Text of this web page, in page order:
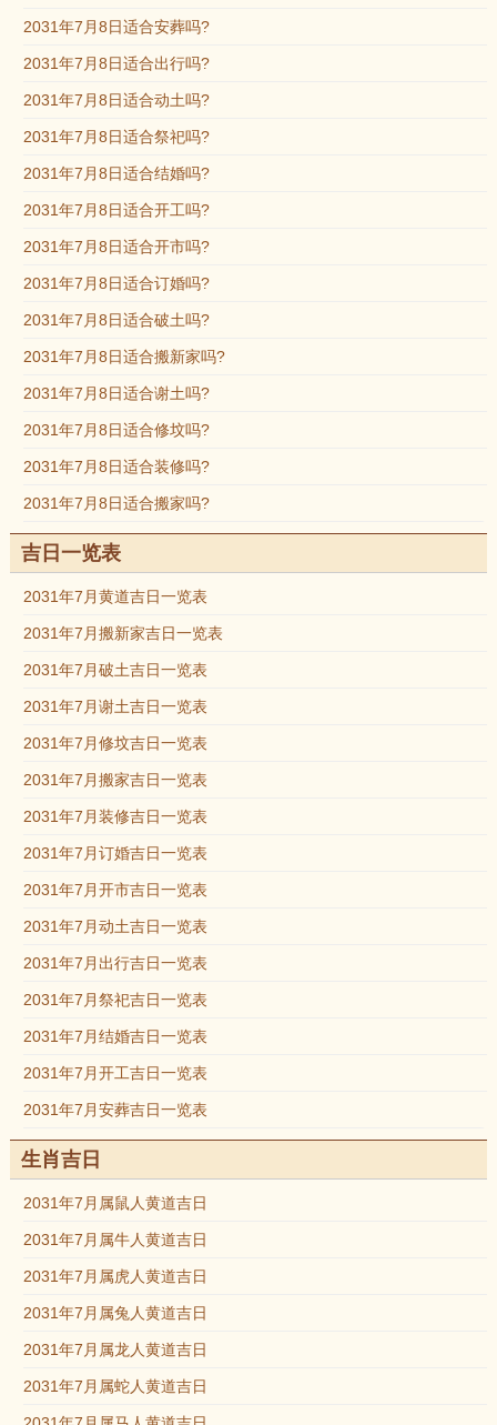
2031年7月8日适合安葬吗?
2031年7月8日适合出行吗?
2031年7月8日适合动土吗?
2031年7月8日适合祭祀吗?
2031年7月8日适合结婚吗?
2031年7月8日适合开工吗?
2031年7月8日适合开市吗?
2031年7月8日适合订婚吗?
2031年7月8日适合破土吗?
2031年7月8日适合搬新家吗?
2031年7月8日适合谢土吗?
2031年7月8日适合修坟吗?
2031年7月8日适合装修吗?
2031年7月8日适合搬家吗?
吉日一览表
2031年7月黄道吉日一览表
2031年7月搬新家吉日一览表
2031年7月破土吉日一览表
2031年7月谢土吉日一览表
2031年7月修坟吉日一览表
2031年7月搬家吉日一览表
2031年7月装修吉日一览表
2031年7月订婚吉日一览表
2031年7月开市吉日一览表
2031年7月动土吉日一览表
2031年7月出行吉日一览表
2031年7月祭祀吉日一览表
2031年7月结婚吉日一览表
2031年7月开工吉日一览表
2031年7月安葬吉日一览表
生肖吉日
2031年7月属鼠人黄道吉日
2031年7月属牛人黄道吉日
2031年7月属虎人黄道吉日
2031年7月属兔人黄道吉日
2031年7月属龙人黄道吉日
2031年7月属蛇人黄道吉日